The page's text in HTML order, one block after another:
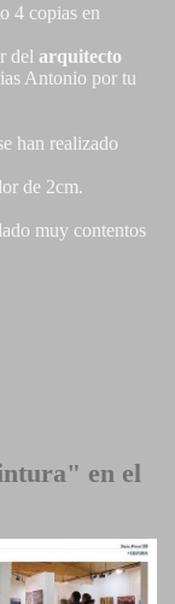
4 copias en
del arquitecto
Antonio por tu
han realizado
de 2cm.
muy contentos
en el